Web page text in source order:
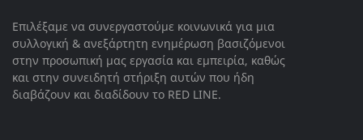
Επιλέξαμε να συνεργαστούμε κοινωνικά για μια
συλλογική & ανεξάρτητη ενημέρωση βασιζόμενοι
στην προσωπική μας εργασία και εμπειρία, καθώς
και στην συνειδητή στήριξη αυτών που ήδη
διαβάζουν και διαδίδουν το RED LINE.